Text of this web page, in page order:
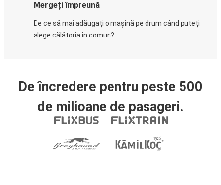
Mergeți împreună
De ce să mai adăugați o mașină pe drum când puteți
alege călătoria în comun?
De încredere pentru peste 500
de milioane de pasageri.